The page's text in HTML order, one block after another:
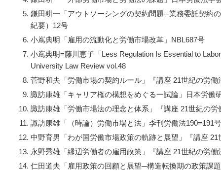
鎌田耕一「アウトソーシングの契約問題─業務委託契約
紀要）12号
小嶌典明「雇用の流動化と労働市場改革」NBL687号
小嶌典明=藤川恵子「Less Regulation Is Essential to
University Law Review vol.48
菅野和夫「労働市場の契約ルール」『講座 21世紀の労働
諏訪康雄「キャリア権の構想をめぐる一試論」日本労働
諏訪康雄「労働市場法の理念と体系」『講座 21世紀の労
諏訪康雄「（時論）労働市場と法」季刊労働法190=191号
中野育男「わが国労働市場政策の軌跡と展望」『講座 21
永野秀雄「縁辺労働者の雇用政策」『講座 21世紀の労働
仁田道夫「雇用政策の回顧と展望─構造転換期の政策課